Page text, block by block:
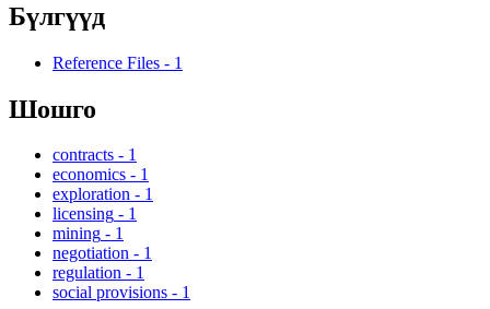
Бүлгүүд
Reference Files - 1
Шошго
contracts - 1
economics - 1
exploration - 1
licensing - 1
mining - 1
negotiation - 1
regulation - 1
social provisions - 1